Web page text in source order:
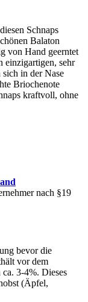
Schnaps
Balaton
von Hand geerntet
einzigartigen, sehr
sich in der Nase
Briochenote
kraftvoll, ohne
nach §19
bevor die
vor dem
3-4%. Dieses
(Äpfel,